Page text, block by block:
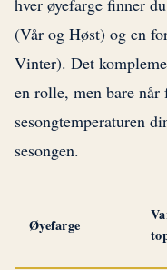
hver øyefarge finner
(Vår og Høst) og en
Vinter). Det
en rolle, men bare når
sesongtemperaturen
sesongen.
Øyefarge